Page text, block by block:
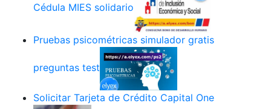
Cédula MIES solidario
Pruebas psicométricas simulador gratis
preguntas test
Solicitar Tarjeta de Crédito Capital One